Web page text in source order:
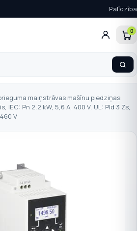
Palīdzība
0
maiņstrāvas mašīnu piedziņas
IEC: Pn 2,2 kW, 5,6 A, 400 V, UL: Pld 3 Zs,
V